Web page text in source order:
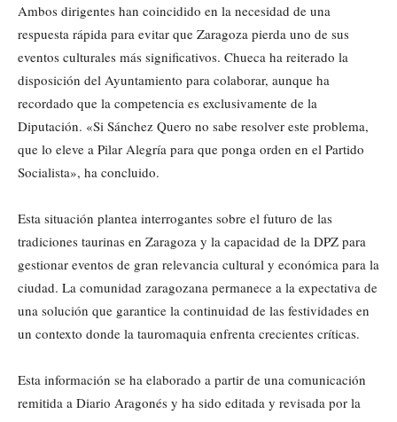
Ambos dirigentes han coincidido en la necesidad de una
respuesta rápida para evitar que Zaragoza pierda uno de sus
eventos culturales más significativos. Chueca ha reiterado la
disposición del Ayuntamiento para colaborar, aunque ha
recordado que la competencia es exclusivamente de la
Diputación. «Si Sánchez Quero no sabe resolver este problema,
que lo eleve a Pilar Alegría para que ponga orden en el Partido
Socialista», ha concluido.
Esta situación plantea interrogantes sobre el futuro de las
tradiciones taurinas en Zaragoza y la capacidad de la DPZ para
gestionar eventos de gran relevancia cultural y económica para la
ciudad. La comunidad zaragozana permanece a la expectativa de
una solución que garantice la continuidad de las festividades en
un contexto donde la tauromaquia enfrenta crecientes críticas.
Esta información se ha elaborado a partir de una comunicación
remitida a Diario Aragonés y ha sido editada y revisada por la